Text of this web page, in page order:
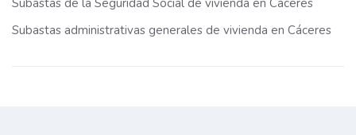
Subastas de la Seguridad Social de vivienda en Cáceres
Subastas administrativas generales de vivienda en Cáceres